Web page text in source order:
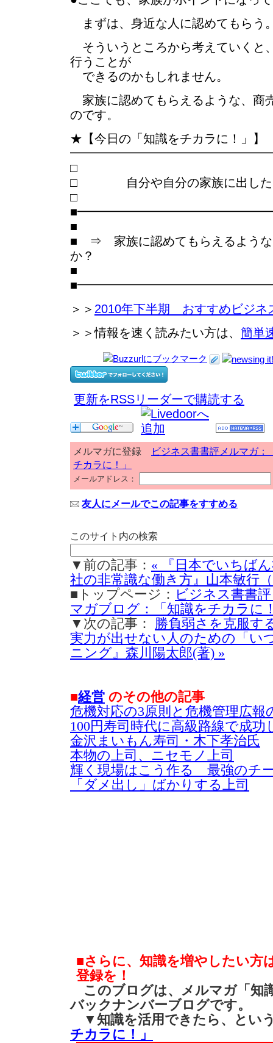
まずは、身近な人に認めてもらう
そういうところから考えていくと
行うことが
できるのかもしれません。
家族に認めてもらえるような、商
のです。
★【今日の「知識をチカラに！」】
□ 自分や自分の家族に出した
■
■ ⇒ 家族に認めてもらえるような
か？
■
＞＞ 2010年下半期 おすすめビジネ
＞＞情報を速く読みたい方は、 簡単
更新をRSSリーダーで購読する
メルマガに登録
ビジネス書書評メルマガ：
チカラに！」
メールアドレス：
友人にメールでこの記事をすすめる
このサイト内の検索
▼前の記事： « 『日本でいちば
社の非常識な働き方』山本敏行
■トップページ： ビジネス書書
マガブログ：「知識をチカラに
▼次の記事： 勝負弱さを克服す
実力が出せない人のための「い
ニング』森川陽太郎(著) »
■経営 のその他の記事
危機対応の3原則と危機管理広報
100円寿司時代に高級路線で成
金沢まいもん寿司・木下孝治氏
本物の上司、ニセモノ上司
輝く現場はこう作る 最強のチ
「ダメ出し」ばかりする上司
■さらに、知識を増やしたい方
登録を！
このブログは、メルマガ「知
バックナンバーブログです。
▼知識を活用できたら、と
チカラに！」